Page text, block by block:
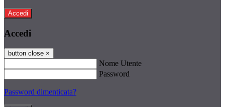
Accedi
Accedi
button close ×
Nome Utente
Password
Password dimenticata?